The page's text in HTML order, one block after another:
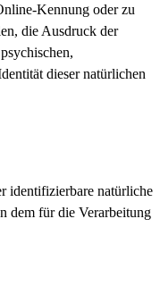
Kennung oder zu
die Ausdruck der
dieser natürlichen
identifizierbare natürliche
dem für die Verarbeitung